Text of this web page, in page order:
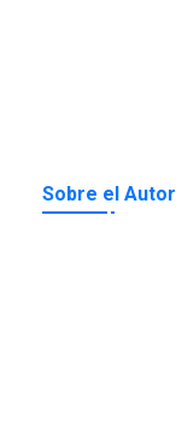
Sobre el Autor